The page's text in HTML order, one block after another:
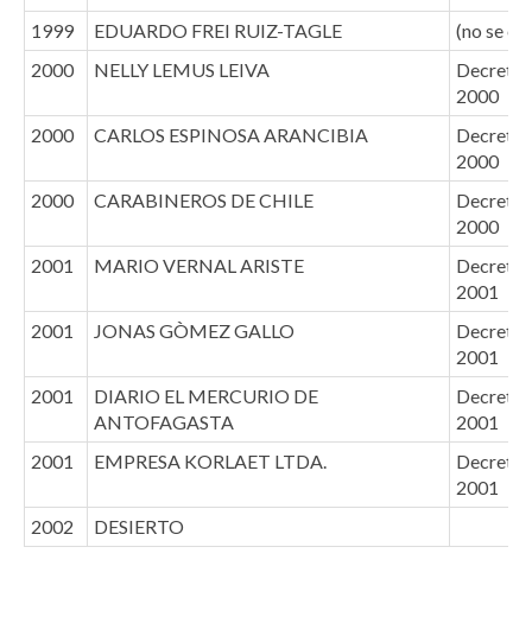
1999
EDUARDO FREI RUIZ-TAGLE
(no se
2000
NELLY LEMUS LEIVA
Decreto
2000
2000
CARLOS ESPINOSA ARANCIBIA
Decreto
2000
2000
CARABINEROS DE CHILE
Decreto
2000
2001
MARIO VERNAL ARISTE
Decreto
2001
2001
JONAS GÒMEZ GALLO
Decreto
2001
2001
DIARIO EL MERCURIO DE
ANTOFAGASTA
Decreto
2001
2001
EMPRESA KORLAET LTDA.
Decreto
2001
2002
DESIERTO